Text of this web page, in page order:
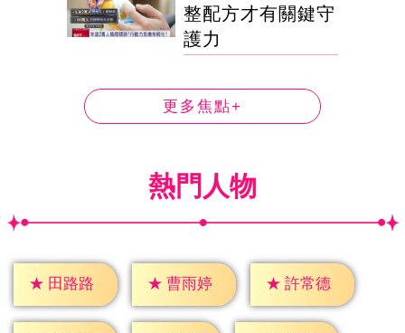
整配方才有關鍵守
護力
更多焦點+
熱門人物
★ 田路路 ★ 曹雨婷 ★ 許常德